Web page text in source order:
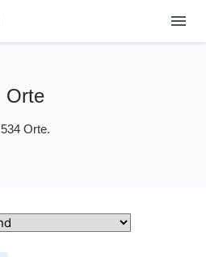
menu
Orte
534 Orte.